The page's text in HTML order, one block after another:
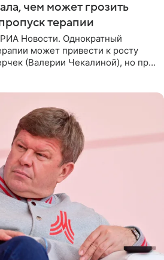
чем может грозить
терапии
Новости. Однократный
может привести к росту
(Валерии Чекалиной), но при